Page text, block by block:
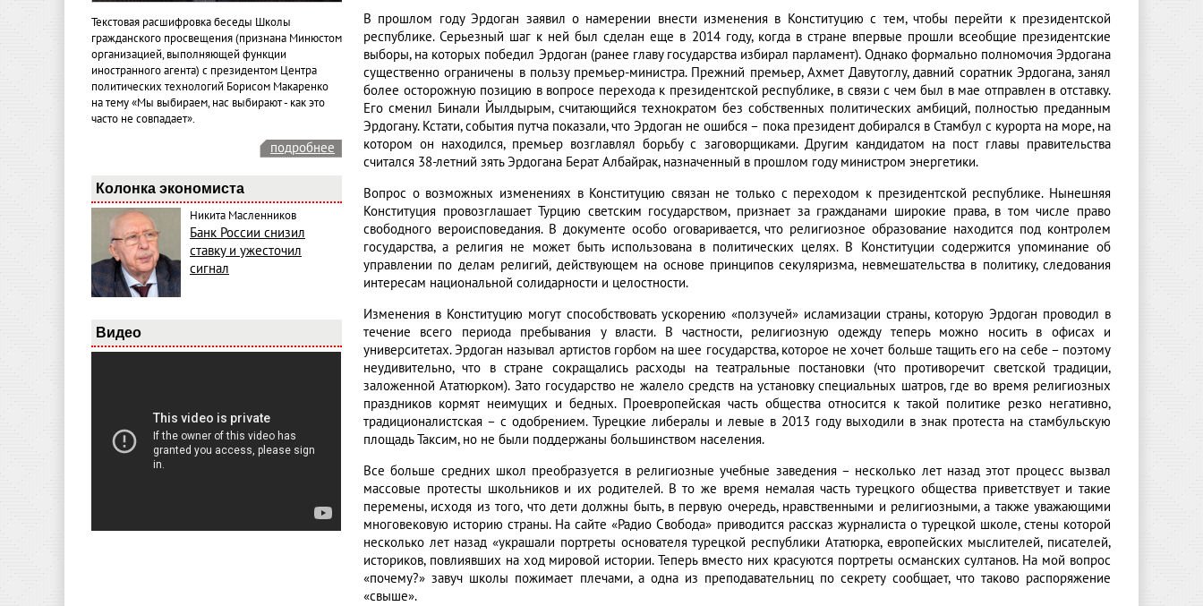
Текстовая расшифровка беседы Школы
гражданского просвещения (признана Минюстом
организацией, выполняющей функции
иностранного агента) с президентом Центра
политических технологий Борисом Макаренко
на тему «Мы выбираем, нас выбирают - как это
часто не совпадает».
подробнее
Колонка экономиста
Никита Масленников
Банк России снизил
ставку и ужесточил
сигнал
Видео
В прошлом году Эрдоган заявил о намерении внести изменения в Конституцию с тем, чтобы перейти к президентской
республике. Серьезный шаг к ней был сделан еще в 2014 году, когда в стране впервые прошли всеобщие президентские
выборы, на которых победил Эрдоган (ранее главу государства избирал парламент). Однако формально полномочия Эрдогана
существенно ограничены в пользу премьер-министра. Прежний премьер, Ахмет Давутоглу, давний соратник Эрдогана, занял
более осторожную позицию в вопросе перехода к президентской республике, в связи с чем был в мае отправлен в отставку.
Его сменил Бинали Йылдырым, считающийся технократом без собственных политических амбиций, полностью преданным
Эрдогану. Кстати, события путча показали, что Эрдоган не ошибся – пока президент добирался в Стамбул с курорта на море, на
котором он находился, премьер возглавлял борьбу с заговорщиками. Другим кандидатом на пост главы правительства
считался 38-летний зять Эрдогана Берат Албайрак, назначенный в прошлом году министром энергетики.
Вопрос о возможных изменениях в Конституцию связан не только с переходом к президентской республике. Нынешняя
Конституция провозглашает Турцию светским государством, признает за гражданами широкие права, в том числе право
свободного вероисповедания. В документе особо оговаривается, что религиозное образование находится под контролем
государства, а религия не может быть использована в политических целях. В Конституции содержится упоминание об
управлении по делам религий, действующем на основе принципов секуляризма, невмешательства в политику, следования
интересам национальной солидарности и целостности.
Изменения в Конституцию могут способствовать ускорению «ползучей» исламизации страны, которую Эрдоган проводил в
течение всего периода пребывания у власти. В частности, религиозную одежду теперь можно носить в офисах и
университетах. Эрдоган называл артистов горбом на шее государства, которое не хочет больше тащить его на себе – поэтому
неудивительно, что в стране сокращались расходы на театральные постановки (что противоречит светской традиции,
заложенной Ататюрком). Зато государство не жалело средств на установку специальных шатров, где во время религиозных
праздников кормят неимущих и бедных. Проевропейская часть общества относится к такой политике резко негативно,
традиционалистская – с одобрением. Турецкие либералы и левые в 2013 году выходили в знак протеста на стамбульскую
площадь Таксим, но не были поддержаны большинством населения.
Все больше средних школ преобразуется в религиозные учебные заведения – несколько лет назад этот процесс вызвал
массовые протесты школьников и их родителей. В то же время немалая часть турецкого общества приветствует и такие
перемены, исходя из того, что дети должны быть, в первую очередь, нравственными и религиозными, а также уважающими
многовековую историю страны. На сайте «Радио Свобода» приводится рассказ журналиста о турецкой школе, стены которой
несколько лет назад «украшали портреты основателя турецкой республики Ататюрка, европейских мыслителей, писателей,
историков, повлиявших на ход мировой истории. Теперь вместо них красуются портреты османских султанов. На мой вопрос
«почему?» завуч школы пожимает плечами, а одна из преподавательниц по секрету сообщает, что таково распоряжение
«свыше».